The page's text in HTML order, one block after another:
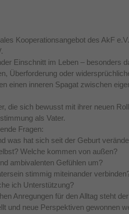
Kooperationsangebot des AkF e.V.
Einschnitt im Leben – besonders
Überforderung oder
einen inneren Spagat zwischen
die sich bewusst mit ihrer neuen
als Vater.
Fragen:
was hat sich seit der Geburt
Welche kommen von außen?
ambivalenten Gefühlen um?
stimmig miteinander
ich Unterstützung?
Anregungen für den Alltag steht
und neue Perspektiven gewonnen